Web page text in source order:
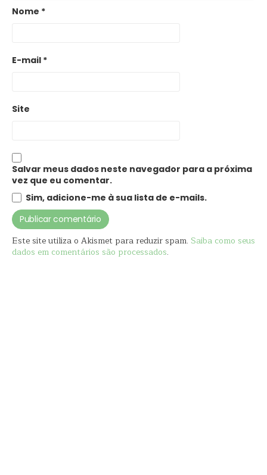
Nome *
E-mail *
Site
Salvar meus dados neste navegador para a próxima
vez que eu comentar.
Sim, adicione-me à sua lista de e-mails.
Este site utiliza o Akismet para reduzir spam. Saiba como seus
dados em comentários são processados.